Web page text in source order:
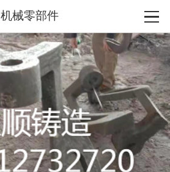
机械零部件
首页
分类
搜索
登录